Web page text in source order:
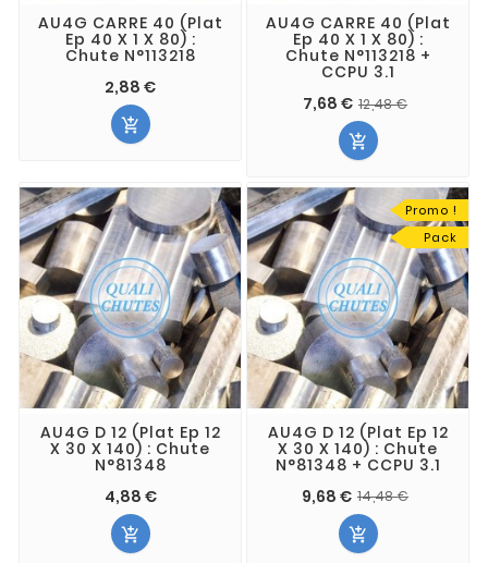
AU4G CARRE 40 (Plat
Ep 40 X 1 X 80) :
Chute N°113218
2,88 €

AU4G CARRE 40 (Plat
Ep 40 X 1 X 80) :
Chute N°113218 +
CCPU 3.1
7,68 € 12,48 €

AU4G D 12 (Plat Ep 12
X 30 X 140) : Chute
N°81348
4,88 €

Promo !
Pack
AU4G D 12 (Plat Ep 12
X 30 X 140) : Chute
N°81348 + CCPU 3.1
9,68 € 14,48 €
